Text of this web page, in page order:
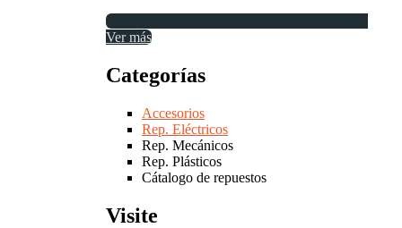
Ver más
Categorías
Accesorios
Rep. Eléctricos
Rep. Mecánicos
Rep. Plásticos
Cátalogo de repuestos
Visite